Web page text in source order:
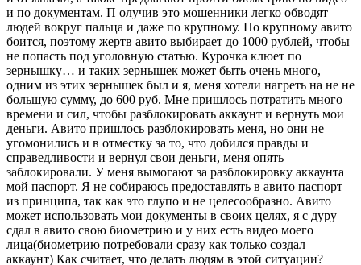
и по документам. П олучив это мошенники легко обводят
людей вокруг пальца и даже по крупному. По крупному авито
боится, поэтому жертв авито выбирает до 1000 рублей, чтобы
не попасть под уголовную статью. Курочка клюет по
зернышку… и таких зернышек может быть очень много,
одним из этих зернышек был и я, меня хотели нагреть на не не
большую сумму, до 600 руб. Мне пришлось потратить много
времени и сил, чтобы разблокировать аккаунт и вернуть мои
деньги. Авито пришлось разблокировать меня, но они не
угомонились и в отместку за то, что добился правды и
справедливости и вернул свои деньги, меня опять
заблокировали. У меня вымогают за разблокировку аккаунта
мой паспорт. Я не собираюсь предоставлять в авито паспорт
из принципа, так как это глупо и не целесообразно. Авито
может использовать мои документы в своих целях, я с дуру
сдал в авито свою биометрию и у них есть видео моего
лица(биометрию потребовали сразу как только создал
аккаунт) Как считает, что делать людям в этой ситуации?